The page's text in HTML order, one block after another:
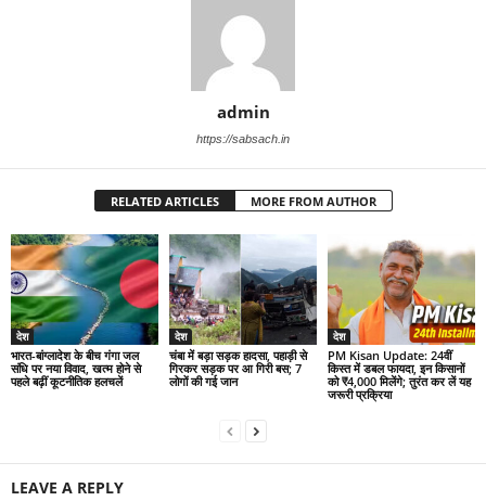
admin
https://sabsach.in
RELATED ARTICLES MORE FROM AUTHOR
देश
भारत-बांग्लादेश के बीच गंगा जल
संधि पर नया विवाद, खत्म होने से
पहले बढ़ीं कूटनीतिक हलचलें
देश
चंबा में बड़ा सड़क हादसा, पहाड़ी से
गिरकर सड़क पर आ गिरी बस; 7
लोगों की गई जान
देश
PM Kisan Update: 24वीं
किस्त में डबल फायदा, इन किसानों
को ₹4,000 मिलेंगे; तुरंत कर लें यह
जरूरी प्रक्रिया
LEAVE A REPLY